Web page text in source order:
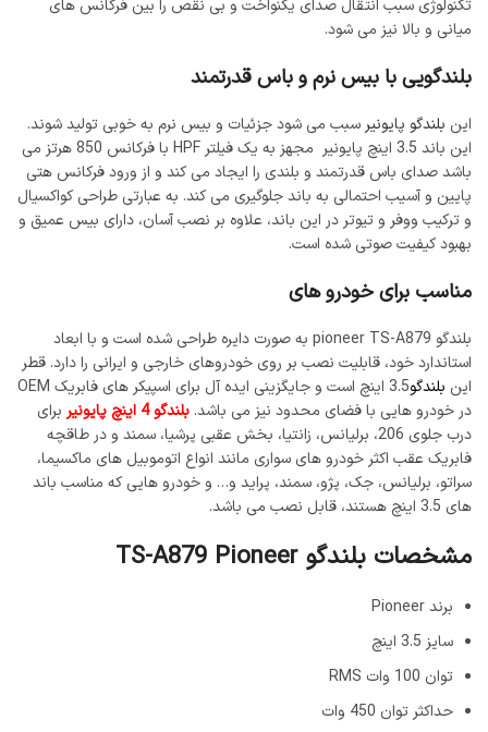
تکنولوژی سبب انتقال صدای یکنواخت و بی نقص را بین فرکانس های
میانی و بالا نیز می شود.
بلندگویی با بیس نرم و باس قدرتمند
این بلندگو پایونیرسبب می شود جزئیات و بیس نرم به خوبی تولید شوند.
این باند 3.5 اینچ پایونیر مجهز به یک فیلتر HPF با فرکانس 850 هرتز می
باشد صدای باس قدرتمند و بلندی را ایجاد می کند و از ورود فرکانس هتی
پایین و آسیب احتمالی به باند جلوگیری می کند. به عبارتی طراحی کواکسیال
و ترکیب ووفر و تیوتر در این باند، علاوه بر نصب آسان، دارای بیس عمیق و
بهبود کیفیت صوتی شده است.
مناسب برای خودرو های
بلندگو pioneer TS-A879 به صورت دایره طراحی شده است و با ابعاد
استاندارد خود، قابلیت نصب بر روی خودروهای خارجی و ایرانی را دارد. قطر
این بلندگو
3.5 اینچ است و جایگزینی ایده آل برای اسپیکر های فابریک OEM
در خودرو هایی با فضای محدود نیز می باشد. بلندگو 4 اینچ پایونیر
برای
درب جلوی 206، برلیانس، زانتیا، بخش عقبی پرشیا، سمند و در طاقچه
فابریک عقب اکثر خودرو های سواری مانند انواع اتوموبیل های ماکسیما،
سراتو، برلیانس، جک، پژو، سمند، پراید و… و خودرو هایی که مناسب باند
های 3.5 اینچ هستند، قابل نصب می باشد.
مشخصات بلندگو TS-A879 Pioneer
برند Pioneer
سایز 3.5 اینچ
توان 100 وات RMS
حداکثر توان 450 وات